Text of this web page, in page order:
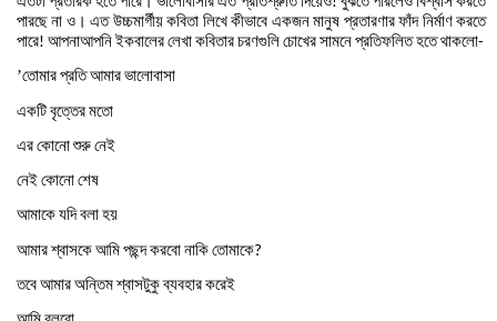
পারছে না ও। এত উচ্চমার্গীয় কবিতা লিখে কীভাবে একজন মানুষ প্রতারণার ফাঁদ নির্মাণ করতে
পারে! আপনাআপনিইকবালেরলেখাকবিতারচরণগুলিচোখেরসামনেপ্রতিফলিতহতেথাকলো-
’তোমারপ্রতিআমারভালোবাসা
একটিবৃত্তেরমতো
এরকোনোশুরুনেই
নেইকোনোশেষ
আমাকেযদিবলাহয়
আমারশ্বাসকেআমিপছন্দকরবোনাকিতোমাকে?
তবেআমারঅন্তিমশ্বাসটুকুব্যবহারকরেই